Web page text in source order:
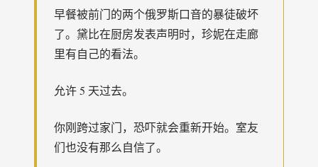
早餐被前门的两个俄罗斯口音的暴徒破坏
了。黛比在厨房发表声明时，珍妮在走廊
里有自己的看法。
允许 5 天过去。
你刚跨过家门，恐吓就会重新开始。室友
们也没有那么自信了。